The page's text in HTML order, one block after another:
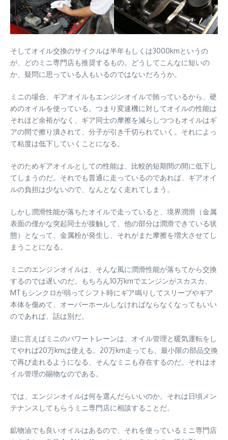
そしてオイル交換のサイクルは半年もしくは3000kmというの
が、どのミニ専門店も推奨するもの。どうしてこんなに短いの
か、疑問に思っている人もいるのではないだろうか。
ミニの場合、ギアオイルもエンジンオイルで賄っているから、硬
めのオイルを使っている。つまり変速機に対してオイルの性能は
それほど余裕がなく、ギア同士の摩擦を減らしつつもオイルはギ
アの間で擦り潰されて、分子が引き千切られていく。それによっ
て粘度は低下していくことになる。
そのためギアオイルとしての性能は、比較的短期間の間に低下し
てしまうのだ。それでも普通に走っているのであれば、ギアオイ
ルの負担は少ないので、なんとなく走れてしまう。
しかし潤滑性能が落ちたオイルで走っていると、境界潤滑（金属
表面の僅かな突起同士が接触して、他の部分は潤滑できている状
態）となって、金属粉が発生し、それがまた摩擦を増大させてし
まうことになる。
ミニのエンジンオイルは、そんな風に潤滑性能が落ちてから交換
するのでは遅いのだ。もちろん10万kmでエンジンがスカスカ、
MTもシンクロが弱ってシフト時にギア鳴りしてスリーブやギア
本体を傷めて、オーバーホールしなければならなくなってもいい
のであれば、話は別だ。
逆に言えばミニのパワートレーンは、オイル管理と暖気運転をし
てやれば20万kmは使える。20万km走っても、最小限の部品交換
で再び走れるようになる、そんなミニも存在するのだ。それはオ
イル管理の賜物なのである。
では、エンジンオイルは何を選んだらいいのか。それは日頃メン
テナンスしてもらうミニ専門店に相談することだ。
鉱物油でも良いオイルはあるので、それを使っているミニ専門店